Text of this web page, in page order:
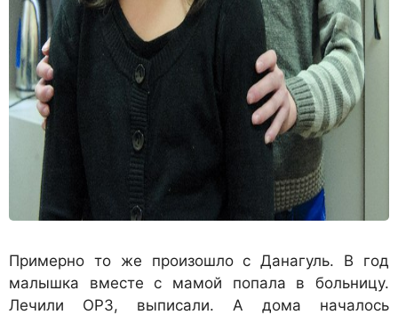
Примерно то же произошло с Данагуль. В год
малышка вместе с мамой попала в больницу.
Лечили ОРЗ, выписали. А дома началось